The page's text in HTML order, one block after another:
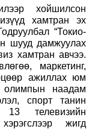
хойшилсон
хамтран эх
“Токио-
шууд дамжуулах
хамтран авчээ.
маркетинг,
ажиллах юм
наадам
спорт танин
13 телевизийн
жигд